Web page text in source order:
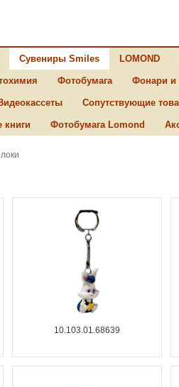
Сувениры Smiles LOMOND
Фотобумага Фонари
Сопутствующие
книги Фотобумага Lomond
10.103.01.68639